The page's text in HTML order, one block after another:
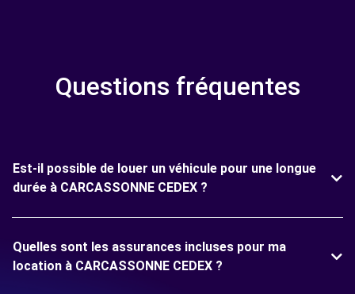
Questions fréquentes
Est-il possible de louer un véhicule pour une longue
durée à CARCASSONNE CEDEX ?
Quelles sont les assurances incluses pour ma
location à CARCASSONNE CEDEX ?